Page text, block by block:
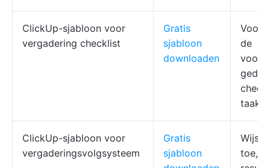
ClickUp-sjabloon voor
vergadering checklist
Gratis
sjabloon
downloaden
de
ClickUp-sjabloon voor
vergaderingsvolgsysteem
Gratis
sjabloon
Wijs
toe,